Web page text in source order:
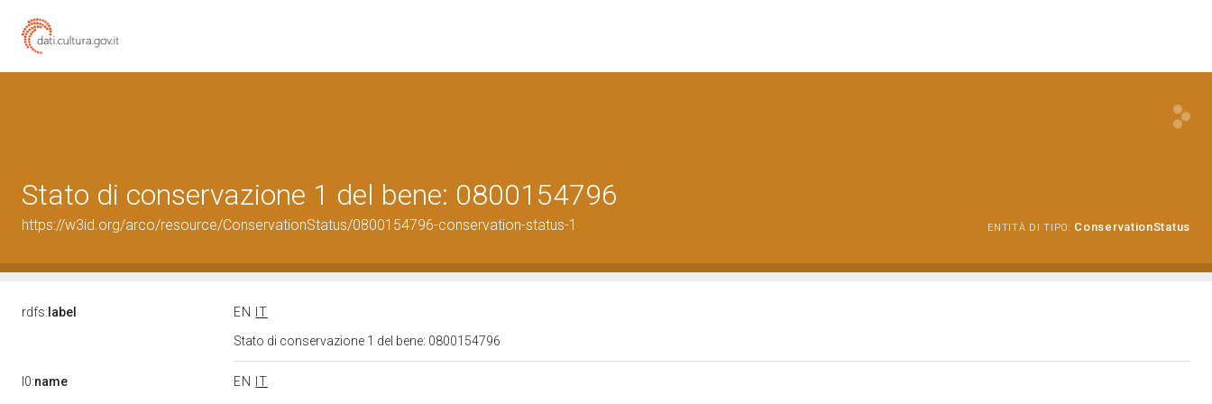
Stato di conservazione 1 del bene: 0800154796
https://w3id.org/arco/resource/ConservationStatus/0800154796-conservation-status-1 ENTITÀ DI TIPO: ConservationStatus
rdfs: label EN
IT
Stato di conservazione 1 del bene: 0800154796
l0:name EN
IT